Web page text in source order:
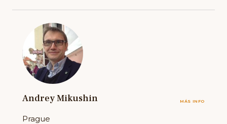
Andrey Mikushin MÁS INFO
Prague